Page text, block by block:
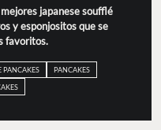
japanese soufflé
y esponjositos que se
favoritos.
PANCAKES
PANCAKES